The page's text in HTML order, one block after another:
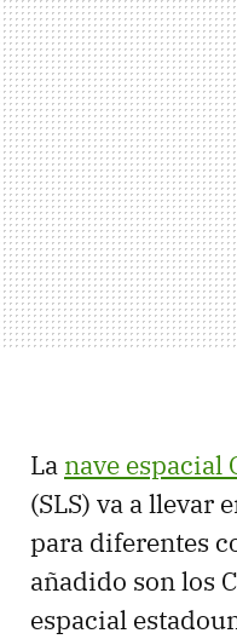
La nave espacial
(SLS) va a llevar
para diferentes
añadido son los
espacial